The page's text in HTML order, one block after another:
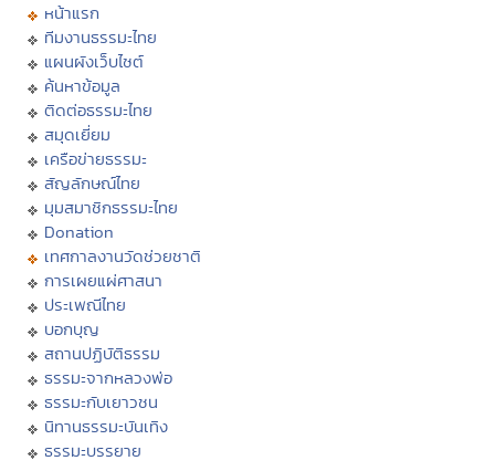
หน้าแรก
ทีมงานธรรมะไทย
แผนผังเว็บไซต์
ค้นหาข้อมูล
ติดต่อธรรมะไทย
สมุดเยี่ยม
เครือข่ายธรรมะ
สัญลักษณ์ไทย
มุมสมาชิกธรรมะไทย
Donation
เทศกาลงานวัดช่วยชาติ
การเผยแผ่ศาสนา
ประเพณีไทย
บอกบุญ
สถานปฏิบัติธรรม
ธรรมะจากหลวงพ่อ
ธรรมะกับเยาวชน
นิทานธรรมะบันเทิง
ธรรมะบรรยาย